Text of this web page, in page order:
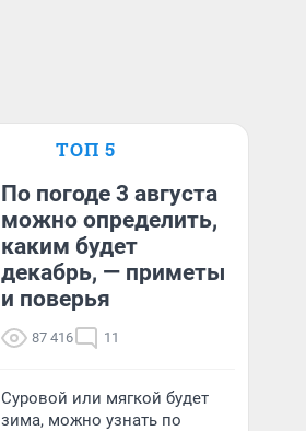
ТОП 5
По погоде 3 августа
можно определить,
каким будет
декабрь, — приметы
и поверья
87 416 11
Суровой или мягкой будет
зима, можно узнать по